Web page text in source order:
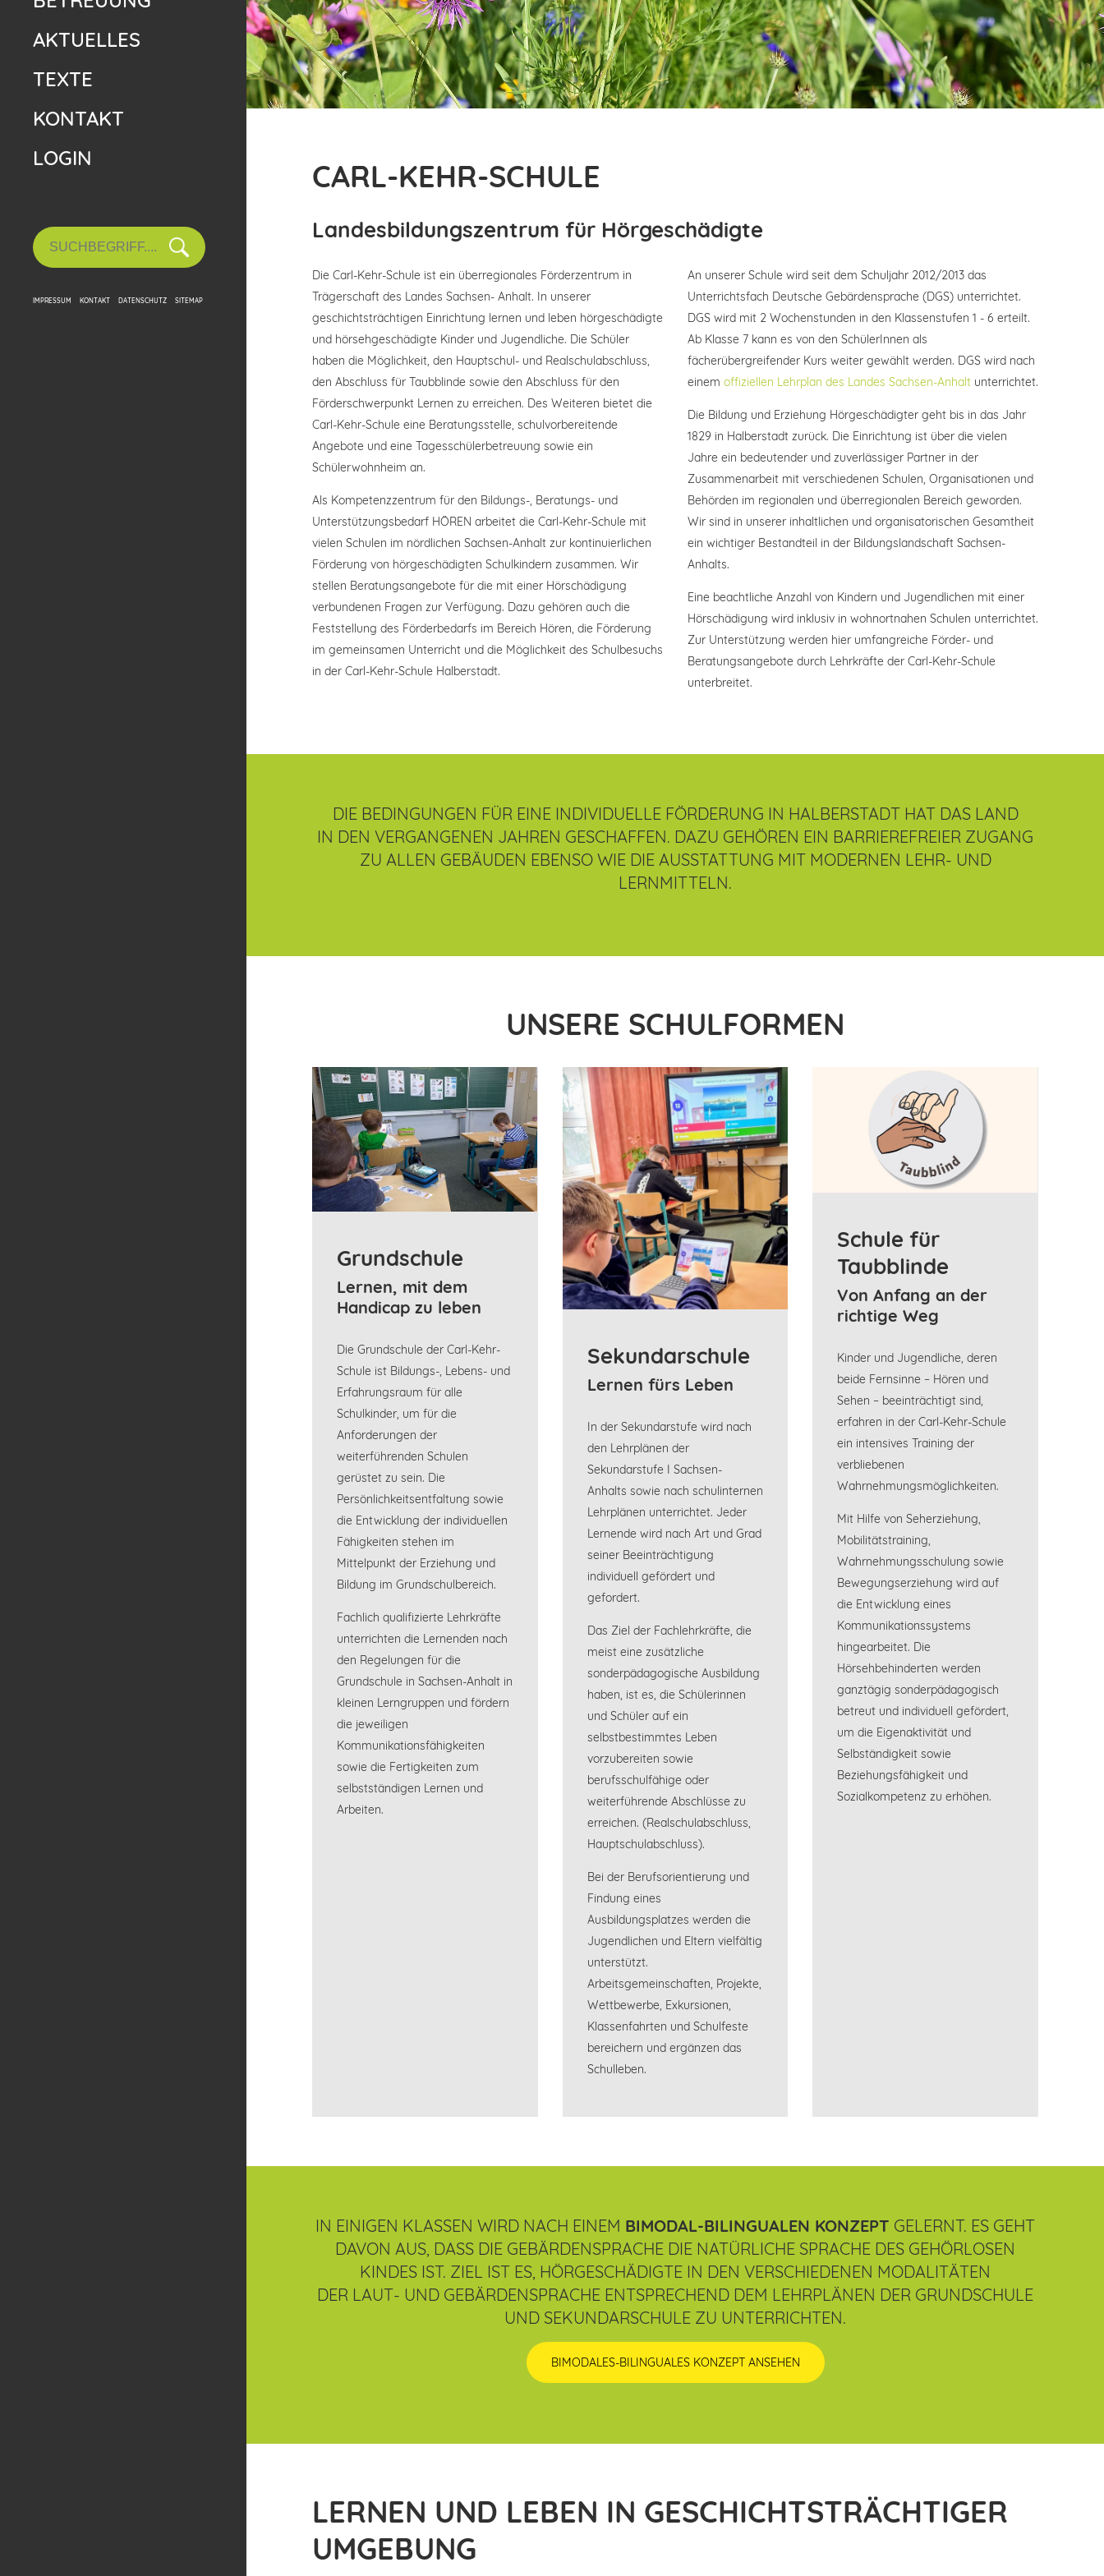
CARL-KEHR-SCHULE
Landesbildungszentrum für Hörgeschädigte
Die Carl-Kehr-Schule ist ein überregionales Förderzentrum in
Trägerschaft des Landes Sachsen- Anhalt. In unserer
geschichtsträchtigen Einrichtung lernen und leben hörgeschädigte
und hörsehgeschädigte Kinder und Jugendliche. Die Schüler
haben die Möglichkeit, den Hauptschul- und Realschulabschluss,
den Abschluss für Taubblinde sowie den Abschluss für den
Förderschwerpunkt Lernen zu erreichen. Des Weiteren bietet die
Carl-Kehr-Schule eine Beratungsstelle, schulvorbereitende
Angebote und eine Tagesschülerbetreuung sowie ein
Schülerwohnheim an.
Als Kompetenzzentrum für den Bildungs-, Beratungs- und
Unterstützungsbedarf HÖREN arbeitet die Carl-Kehr-Schule mit
vielen Schulen im nördlichen Sachsen-Anhalt zur kontinuierlichen
Förderung von hörgeschädigten Schulkindern zusammen. Wir
stellen Beratungsangebote für die mit einer Hörschädigung
verbundenen Fragen zur Verfügung. Dazu gehören auch die
Feststellung des Förderbedarfs im Bereich Hören, die Förderung
im gemeinsamen Unterricht und die Möglichkeit des Schulbesuchs
in der Carl-Kehr-Schule Halberstadt.
An unserer Schule wird seit dem Schuljahr 2012/2013 das
Unterrichtsfach Deutsche Gebärdensprache (DGS) unterrichtet.
DGS wird mit 2 Wochenstunden in den Klassenstufen 1 - 6 erteilt.
Ab Klasse 7 kann es von den SchülerInnen als
fächerübergreifender Kurs weiter gewählt werden. DGS wird nach
einem offiziellen Lehrplan des Landes Sachsen-Anhalt unterrichtet.
Die Bildung und Erziehung Hörgeschädigter geht bis in das Jahr
1829 in Halberstadt zurück. Die Einrichtung ist über die vielen
Jahre ein bedeutender und zuverlässiger Partner in der
Zusammenarbeit mit verschiedenen Schulen, Organisationen und
Behörden im regionalen und überregionalen Bereich geworden.
Wir sind in unserer inhaltlichen und organisatorischen Gesamtheit
ein wichtiger Bestandteil in der Bildungslandschaft Sachsen-
Anhalts.
Eine beachtliche Anzahl von Kindern und Jugendlichen mit einer
Hörschädigung wird inklusiv in wohnortnahen Schulen unterrichtet.
Zur Unterstützung werden hier umfangreiche Förder- und
Beratungsangebote durch Lehrkräfte der Carl-Kehr-Schule
unterbreitet.
DIE BEDINGUNGEN FÜR EINE INDIVIDUELLE FÖRDERUNG IN HALBERSTADT HAT DAS LAND
IN DEN VERGANGENEN JAHREN GESCHAFFEN. DAZU GEHÖREN EIN BARRIEREFREIER ZUGANG
ZU ALLEN GEBÄUDEN EBENSO WIE DIE AUSSTATTUNG MIT MODERNEN LEHR- UND
LERNMITTELN.
UNSERE SCHULFORMEN
Grundschule
Lernen, mit dem
Handicap zu leben
Die Grundschule der Carl-Kehr-
Schule ist Bildungs-, Lebens- und
Erfahrungsraum für alle
Schulkinder, um für die
Anforderungen der
weiterführenden Schulen
gerüstet zu sein. Die
Persönlichkeitsentfaltung sowie
die Entwicklung der individuellen
Fähigkeiten stehen im
Mittelpunkt der Erziehung und
Bildung im Grundschulbereich.
Fachlich qualifizierte Lehrkräfte
unterrichten die Lernenden nach
den Regelungen für die
Grundschule in Sachsen-Anhalt in
kleinen Lerngruppen und fördern
die jeweiligen
Kommunikationsfähigkeiten
sowie die Fertigkeiten zum
selbstständigen Lernen und
Arbeiten.
Sekundarschule
Lernen fürs Leben
In der Sekundarstufe wird nach
den Lehrplänen der
Sekundarstufe I Sachsen-
Anhalts sowie nach schulinternen
Lehrplänen unterrichtet. Jeder
Lernende wird nach Art und Grad
seiner Beeinträchtigung
individuell gefördert und
gefordert.
Das Ziel der Fachlehrkräfte, die
meist eine zusätzliche
sonderpädagogische Ausbildung
haben, ist es, die Schülerinnen
und Schüler auf ein
selbstbestimmtes Leben
vorzubereiten sowie
berufsschulfähige oder
weiterführende Abschlüsse zu
erreichen. (Realschulabschluss,
Hauptschulabschluss).
Bei der Berufsorientierung und
Findung eines
Ausbildungsplatzes werden die
Jugendlichen und Eltern vielfältig
unterstützt.
Arbeitsgemeinschaften, Projekte,
Wettbewerbe, Exkursionen,
Klassenfahrten und Schulfeste
bereichern und ergänzen das
Schulleben.
Schule für
Taubblinde
Von Anfang an der
richtige Weg
Kinder und Jugendliche, deren
beide Fernsinne – Hören und
Sehen – beeinträchtigt sind,
erfahren in der Carl-Kehr-Schule
ein intensives Training der
verbliebenen
Wahrnehmungsmöglichkeiten.
Mit Hilfe von Seherziehung,
Mobilitätstraining,
Wahrnehmungsschulung sowie
Bewegungserziehung wird auf
die Entwicklung eines
Kommunikationssystems
hingearbeitet. Die
Hörsehbehinderten werden
ganztägig sonderpädagogisch
betreut und individuell gefördert,
um die Eigenaktivität und
Selbständigkeit sowie
Beziehungsfähigkeit und
Sozialkompetenz zu erhöhen.
IN EINIGEN KLASSEN WIRD NACH EINEM BIMODAL-BILINGUALEN KONZEPT GELERNT. ES GEHT
DAVON AUS, DASS DIE GEBÄRDENSPRACHE DIE NATÜRLICHE SPRACHE DES GEHÖRLOSEN
KINDES IST. ZIEL IST ES, HÖRGESCHÄDIGTE IN DEN VERSCHIEDENEN MODALITÄTEN
DER LAUT- UND GEBÄRDENSPRACHE ENTSPRECHEND DEM LEHRPLÄNEN DER GRUNDSCHULE
UND SEKUNDARSCHULE ZU UNTERRICHTEN.
BIMODALES-BILINGUALES KONZEPT ANSEHEN
LERNEN UND LEBEN IN GESCHICHTSTRÄCHTIGER
UMGEBUNG
AKTUELLES
TEXTE
KONTAKT
LOGIN
IMPRESSUM KONTAKT DATENSCHUTZ SITEMAP